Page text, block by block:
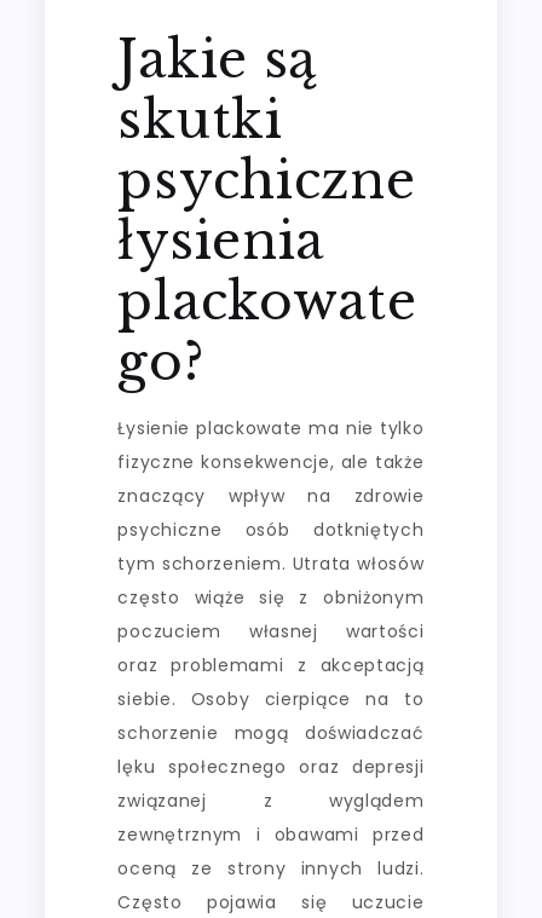
Jakie są
skutki
psychiczne
łysienia
plackowate
go?
Łysienie plackowate ma nie tylko
fizyczne konsekwencje, ale także
znaczący wpływ na zdrowie
psychiczne osób dotkniętych
tym schorzeniem. Utrata włosów
często wiąże się z obniżonym
poczuciem własnej wartości
oraz problemami z akceptacją
siebie. Osoby cierpiące na to
schorzenie mogą doświadczać
lęku społecznego oraz depresji
związanej z wyglądem
zewnętrznym i obawami przed
oceną ze strony innych ludzi.
Często pojawia się uczucie